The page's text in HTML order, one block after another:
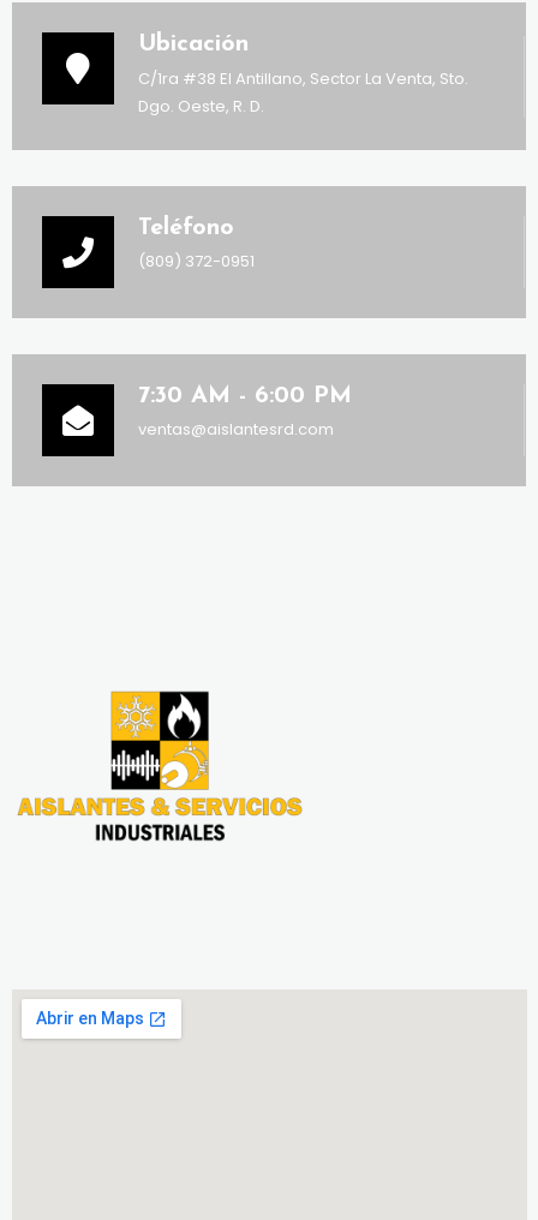
Ubicación
C/1ra #38 El Antillano, Sector La Venta, Sto.
Dgo. Oeste, R. D.
Teléfono
(809) 372-0951
7:30 AM - 6:00 PM
ventas@aislantesrd.com